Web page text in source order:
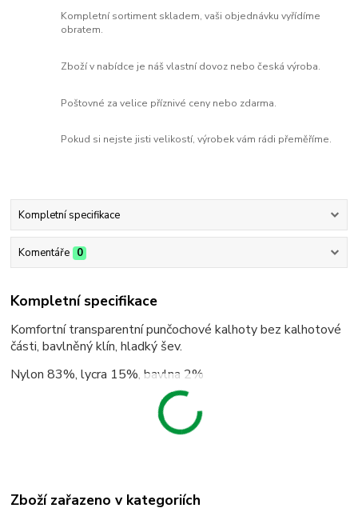
Kompletní sortiment skladem, vaši objednávku vyřídíme
obratem.
Zboží v nabídce je náš vlastní dovoz nebo česká výroba.
Poštovné za velice příznivé ceny nebo zdarma.
Pokud si nejste jisti velikostí, výrobek vám rádi přeměříme.
Kompletní specifikace
Komentáře 0
Kompletní specifikace
Komfortní transparentní punčochové kalhoty bez kalhotové
části, bavlněný klín, hladký šev.
Nylon 83%, lycra 15%, bavlna 2%
Zboží zařazeno v kategoriích